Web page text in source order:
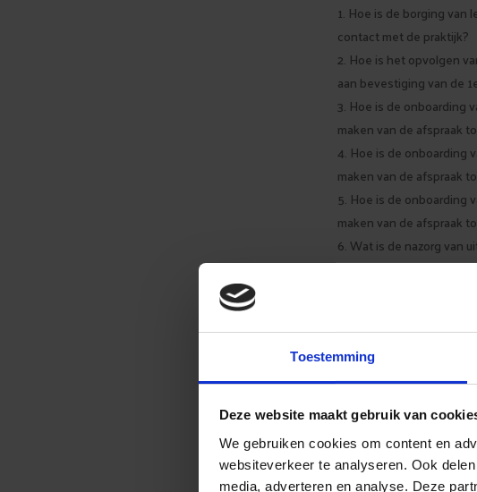
Toestemming
Deze website maakt gebruik van
We gebruiken cookies om content en
websiteverkeer te analyseren. Ook
media, adverteren en analyse. Deze
Hoe is de borging
contact met de praktijk?
Hoe is het opvolgen
aan bevestiging van de
Hoe is de onboarding
maken van de afspraak
Hoe is de onboarding
maken van de afspraak
Hoe is de onboarding
maken van de afspraak
Wat is de nazorg van
Hoe is de
praktijk verloopt.
Bij